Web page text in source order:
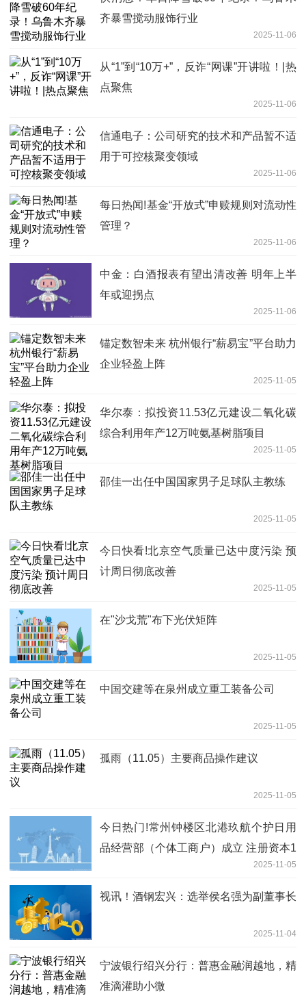
齐暴雪搅动服饰行业
2025-11-06
从“1”到“10万+”，反诈“网课”开讲啦！|热
点聚焦
2025-11-06
信通电子：公司研究的技术和产品暂不适
用于可控核聚变领域
2025-11-06
每日热闻!基金“开放式”申赎规则对流动性
管理？
2025-11-06
中金：白酒报表有望出清改善 明年上半
年或迎拐点
2025-11-06
锚定数智未来 杭州银行“薪易宝”平台助力
企业轻盈上阵
2025-11-05
华尔泰：拟投资11.53亿元建设二氧化碳
综合利用年产12万吨氨基树脂项目
2025-11-05
邵佳一出任中国国家男子足球队主教练
2025-11-05
今日快看!北京空气质量已达中度污染 预
计周日彻底改善
2025-11-05
在"沙戈荒"布下光伏矩阵
2025-11-05
中国交建等在泉州成立重工装备公司
2025-11-05
孤雨（11.05）主要商品操作建议
2025-11-05
今日热门!常州钟楼区北港玖航个护日用
品经营部（个体工商户）成立 注册资本1
2025-11-05
视讯！酒钢宏兴：选举侯名强为副董事长
2025-11-04
宁波银行绍兴分行：普惠金融润越地，精
准滴灌助小微